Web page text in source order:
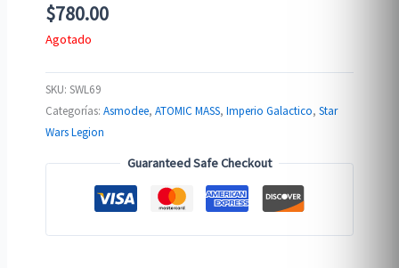
$780.00
Agotado
SKU:SWL69
Categorías:Asmodee,ATOMIC MASS,Imperio Galactico,Star
Wars Legion
Guaranteed Safe Checkout